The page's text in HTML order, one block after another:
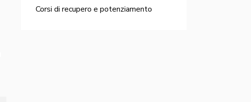
Corsi di recupero e potenziamento